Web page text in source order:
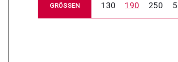
GRÖSSEN 130 190 250